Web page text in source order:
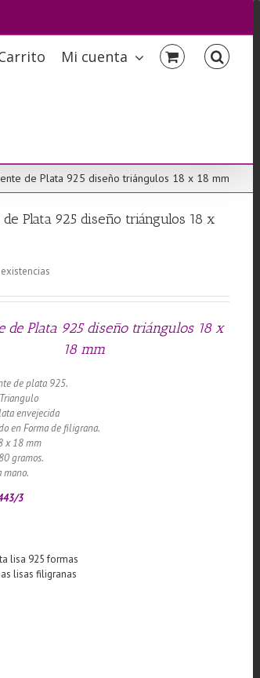
Mi cuenta
de Plata 925 diseño triángulos 18 x 18 mm
Plata 925 diseño triángulos 18 x
existencias
de Plata 925 diseño triángulos 18 x
18 mm
de plata 925.
envejecida
en Forma de filigrana.
x 18 mm
gramos.
mano.
3
lisa 925 formas
lisas filigranas